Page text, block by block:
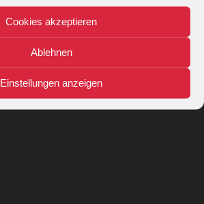
Cookies akzeptieren
Ablehnen
Einstellungen anzeigen